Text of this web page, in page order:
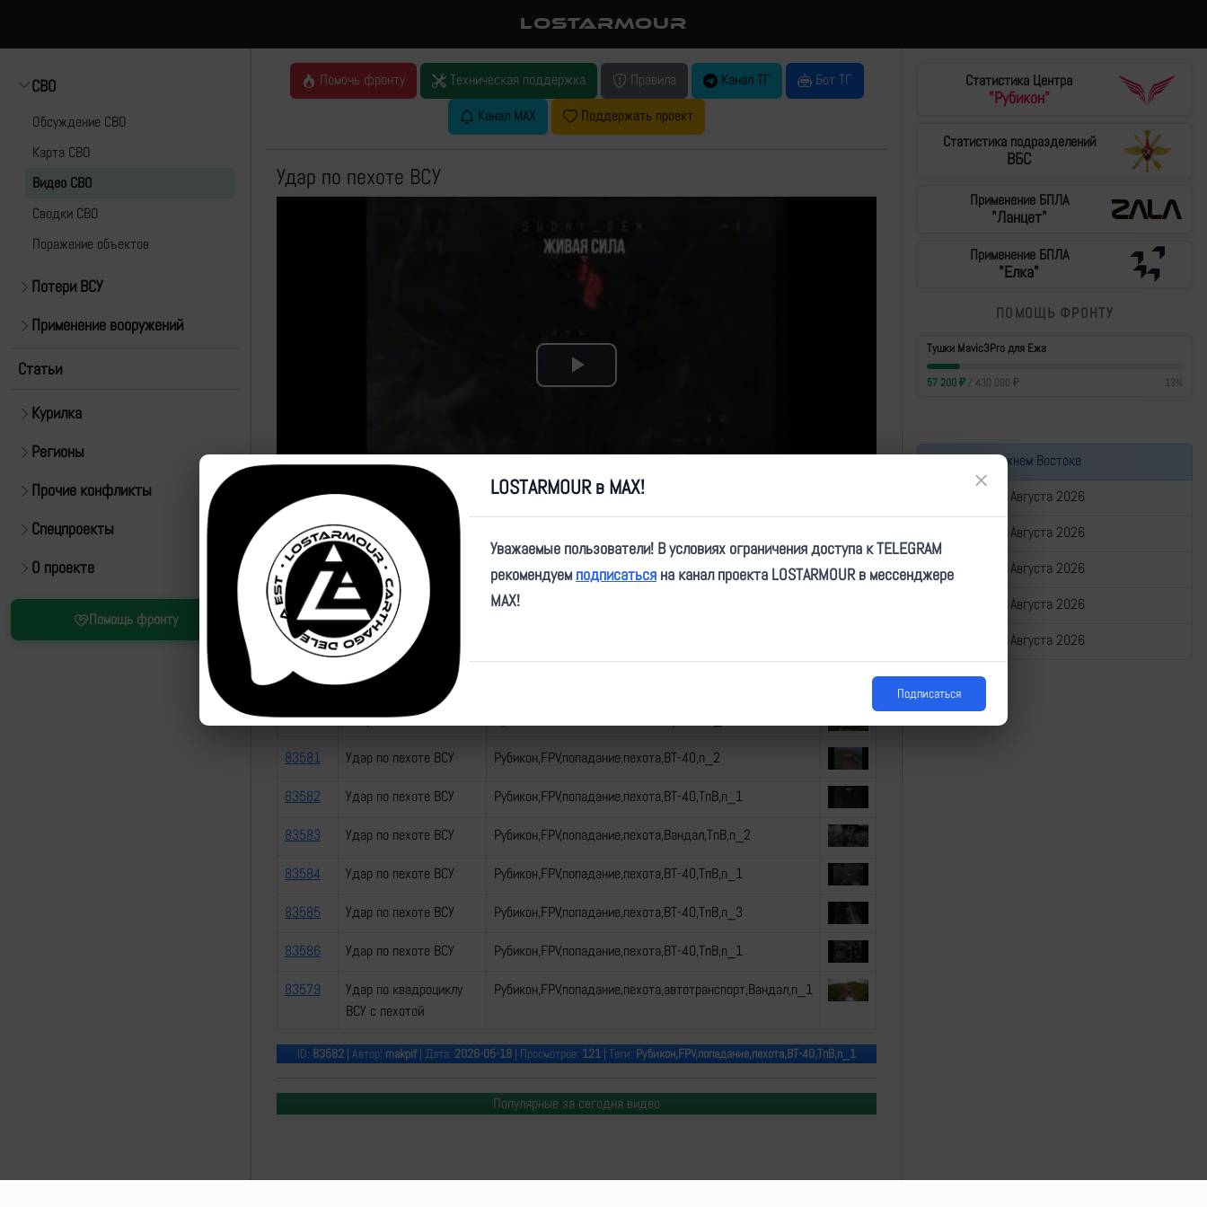
LOSTARMOUR
СВО
Обсуждение СВО
Карта СВО
Видео СВО
Cводки СВО
Поражение объектов
Потери ВСУ
Применение вооружений
Статьи
Курилка
Регионы
Прочие конфликты
Спецпроекты
О проекте
Помощь фронту
Помочь фронту Техническая поддержка Правила Канал ТГ
Бот ТГ
Канал MAX
Поддержать проект
Удар по пехоте ВСУ
Play
Начало эпизода: Конец эпизода: Зациклить эпизод:
Полное видео -Операторы ИЦПБТ "Рубикон" бьют по пехоте ВСУ
эпизода
название теги превью
83580 Удар по пехоте ВСУ
83581 Удар по пехоте ВСУ Рубикон,FPV,попадание,пехота,ВТ-40,n_2
83582 Удар по пехоте ВСУ Рубикон,FPV,попадание,пехота,ВТ-40,ТпВ,n_1
83583 Удар по пехоте ВСУ Рубикон,FPV,попадание,пехота,Вандал,ТпВ,n_2
83584 Удар по пехоте ВСУ Рубикон,FPV,попадание,пехота,ВТ-40,ТпВ,n_1
83585 Удар по пехоте ВСУ Рубикон,FPV,попадание,пехота,ВТ-40,ТпВ,n_3
83586 Удар по пехоте ВСУ Рубикон,FPV,попадание,пехота,ВТ-40,ТпВ,n_1
83579
Удар по квадроциклу
ВСУ с пехотой
Рубикон,FPV,попадание,пехота,автотранспорт,Вандал,n_1
ID: 83582 | Автор: makpif| Дата: 2026-05-18 | Просмотров: 121 | Теги: Рубикон,FPV,попадание,пехота,ВТ-40,ТпВ,n_1
Популярные за сегодня видео
Статистика Центра
"Рубикон"
Статистика подразделений
ВБС
Применение БПЛА
"Ланцет"
Применение БПЛА
"Елка"
ПОМОЩЬ ФРОНТУ
Тушки Mavic3Pro для Ежа
57 200₽/ 430 000 ₽ 13%
Война на Ближнем Востоке
Сводка за 08 Августа 2026
Сводка за 07 Августа 2026
Сводка за 06 Августа 2026
Сводка за 05 Августа 2026
Сводка за 04 Августа 2026
LOSTARMOUR в MAX! ×
Уважаемые пользователи! В условиях ограничения доступа к TELEGRAM
рекомендуем подписаться на канал проекта LOSTARMOUR в мессенджере
MAX!
Подписаться